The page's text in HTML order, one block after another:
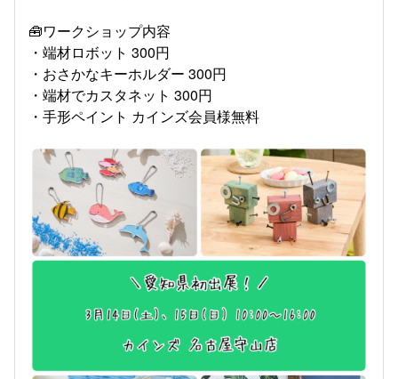
🧰ワークショップ内容
・端材ロボット 300円
・おさかなキーホルダー 300円
・端材でカスタネット 300円
・手形ペイント カインズ会員様無料